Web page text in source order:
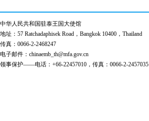
中华人民共和国驻泰王国大使馆
地址：57 Ratchadaphisek Road，Bangkok 10400，Thailand
传真：0066-2-2468247
电子邮件：chinaemb_th@mfa.gov.cn
领事保护——电话：+66-22457010，传真：0066-2-2457035